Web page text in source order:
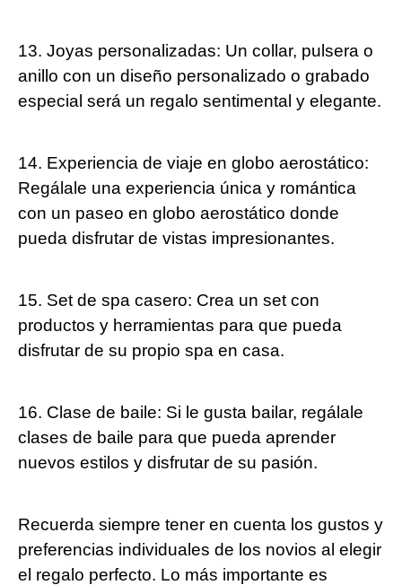
13. Joyas personalizadas: Un collar, pulsera o
anillo con un diseño personalizado o grabado
especial será un regalo sentimental y elegante.
14. Experiencia de viaje en globo aerostático:
Regálale una experiencia única y romántica
con un paseo en globo aerostático donde
pueda disfrutar de vistas impresionantes.
15. Set de spa casero: Crea un set con
productos y herramientas para que pueda
disfrutar de su propio spa en casa.
16. Clase de baile: Si le gusta bailar, regálale
clases de baile para que pueda aprender
nuevos estilos y disfrutar de su pasión.
Recuerda siempre tener en cuenta los gustos y
preferencias individuales de los novios al elegir
el regalo perfecto. Lo más importante es